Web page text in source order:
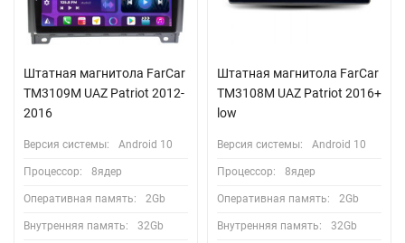
Штатная магнитола FarCar
TM3109M UAZ Patriot 2012-
2016
Версия системы: Android 10
Процессор: 8ядер
Оперативная память: 2Gb
Внутренняя память: 32Gb
Штатная магнитола FarCar
TM3108M UAZ Patriot 2016+
low
Версия системы: Android 10
Процессор: 8ядер
Оперативная память: 2Gb
Внутренняя память: 32Gb